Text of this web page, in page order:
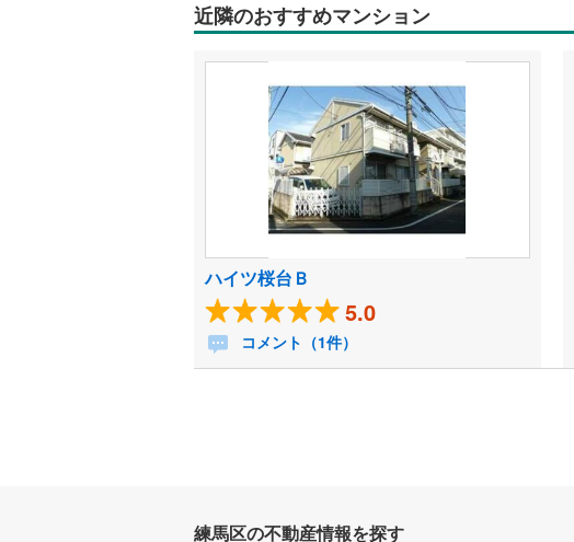
近隣のおすすめマンション
ハイツ桜台Ｂ
5.0
コメント（1件）
練馬区の不動産情報を探す